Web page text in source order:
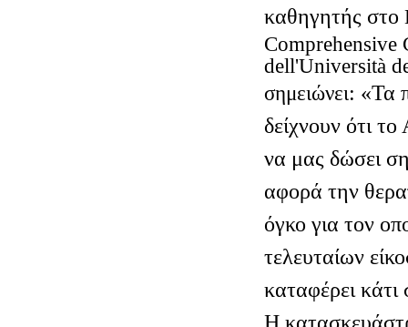
καθηγητής στο
Comprehensive
dell'Università
σημειώνει: «Τα
δείχνουν ότι
να μας δώσει
αφορά την
όγκο για τον
τελευταίων
καταφέρει κάτι
Η